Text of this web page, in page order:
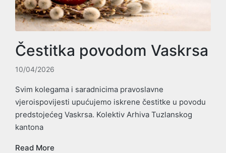
Čestitka povodom Vaskrsa
10/04/2026
Svim kolegama i saradnicima pravoslavne
vjeroispovijesti upućujemo iskrene čestitke u povodu
predstojećeg Vaskrsa. Kolektiv Arhiva Tuzlanskog
kantona
Read More